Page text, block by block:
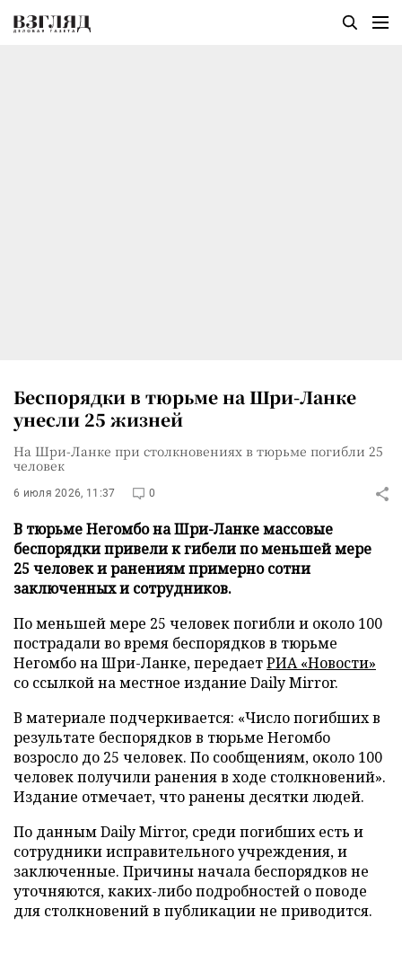
Беспорядки в тюрьме на Шри-Ланке
унесли 25 жизней
На Шри-Ланке при столкновениях в тюрьме погибли 25
человек
6 июля 2026, 11:37 0
В тюрьме Негомбо на Шри-Ланке массовые
беспорядки привели к гибели по меньшей мере
25 человек и ранениям примерно сотни
заключенных и сотрудников.
По меньшей мере 25 человек погибли и около 100
пострадали во время беспорядков в тюрьме
Негомбо на Шри-Ланке, передаетРИА «Новости»
со ссылкой на местное издание Daily Mirror.
В материале подчеркивается: «Число погибших в
результате беспорядков в тюрьме Негомбо
возросло до 25 человек. По сообщениям, около 100
человек получили ранения в ходе столкновений».
Издание отмечает, что ранены десятки людей.
По данным Daily Mirror, среди погибших есть и
сотрудники исправительного учреждения, и
заключенные. Причины начала беспорядков не
уточняются, каких-либо подробностей о поводе
для столкновений в публикации не приводится.